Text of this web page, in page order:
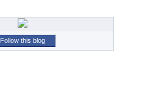
Follow this blog